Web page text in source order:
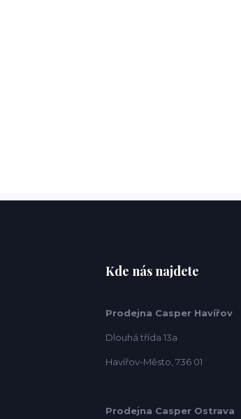
Kde nás najdete
Prodejna Casper Havířov
Dlouhá třída 13a
Havířov-Město, 736 01
Prodejna Casper Ostrava